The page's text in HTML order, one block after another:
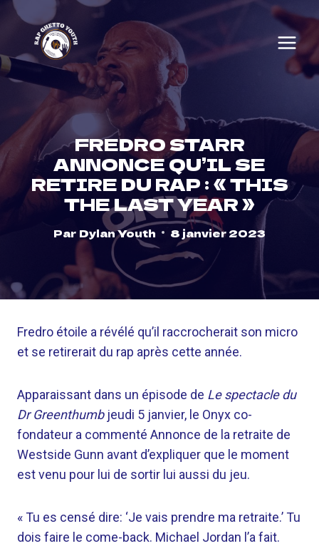
Skip
content
FREDRO STARR
ANNONCE QU’IL SE
RETIRE DU RAP : « THIS
THE LAST YEAR »
Par Dylan Youth 8 janvier 2023
Fredro étoile a révélé qu’il raccrocherait son micro
et se retirerait du rap après cette année.
Apparaissant dans un épisode de Le spectacle du
Dr Greenthumbjeudi 5 janvier, le Onyx co-
fondateur a commenté Annonce de la retraite de
Westside Gunn avant d’expliquer que le moment
est venu pour lui de sortir lui aussi du jeu.
« Tu es censé dire: ‘Je vais prendre ma retraite.’ Tu
dois faire le come-back. Michael Jordan l’a fait.